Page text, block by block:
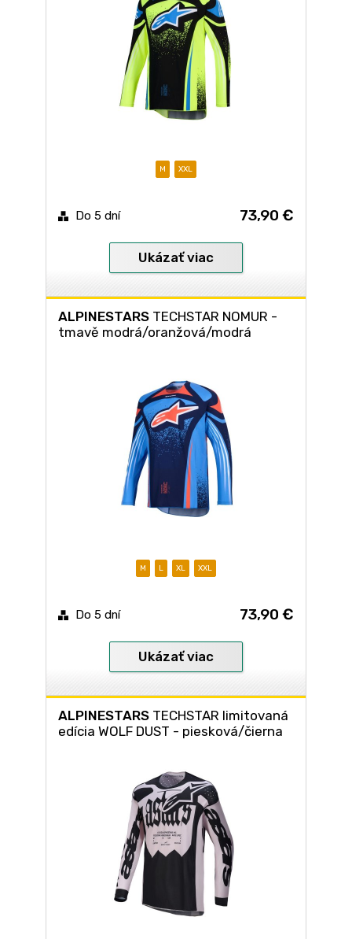
M XXL
Do 5 dní 73,90 €
Ukázať viac
ALPINESTARS TECHSTAR NOMUR -
tmavě modrá/oranžová/modrá
M L XL XXL
Do 5 dní 73,90 €
Ukázať viac
ALPINESTARS TECHSTAR limitovaná
edícia WOLF DUST - piesková/čierna